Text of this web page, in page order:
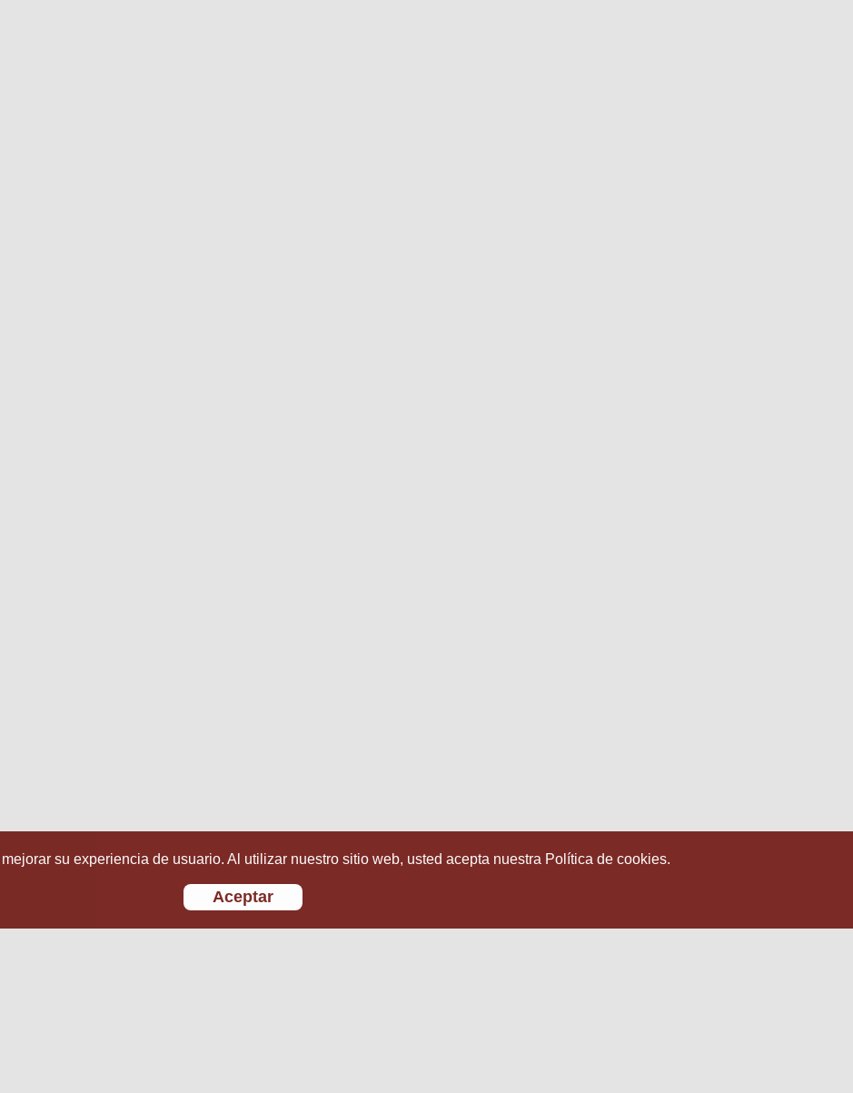
su experiencia de usuario. Al utilizar nuestro sitio web, usted acepta nuestra Política de cookies.
Aceptar